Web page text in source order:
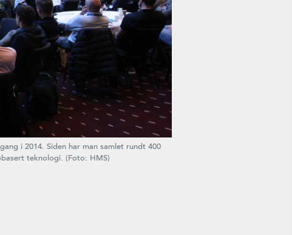
i 2014. Siden har man samlet rundt 400
teknologi. (Foto: HMS)